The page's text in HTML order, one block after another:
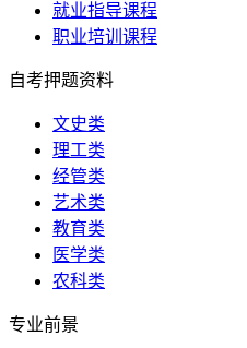
就业指导课程
职业培训课程
自考押题资料
文史类
理工类
经管类
艺术类
教育类
医学类
农科类
专业前景